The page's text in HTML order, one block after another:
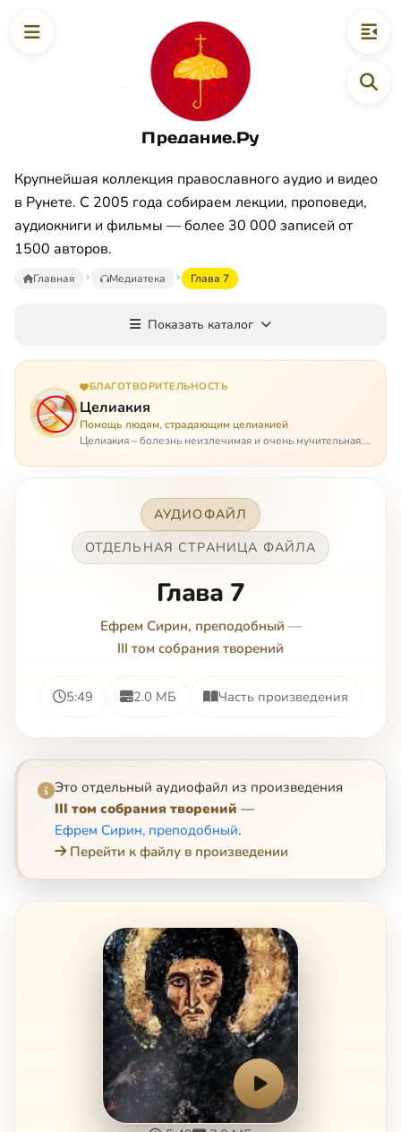
Предание.Ру
Крупнейшая коллекция православного аудио и видео
в Рунете. С 2005 года собираем лекции, проповеди,
аудиокниги и фильмы — более 30 000 записей от
1500 авторов.
Главная Медиатека Глава 7
Показать каталог
БЛАГОТВОРИТЕЛЬНОСТЬ
Целиакия
Помощь людям, страдающим целиакией
Целиакия – болезнь неизлечимая и очень мучительная.
целиакией страдает в одиночестве, не представляя
АУДИОФАЙЛ
ОТДЕЛЬНАЯ СТРАНИЦА ФАЙЛА
Глава 7
Ефрем Сирин, преподобный —
III том собрания творений
5:49 2.0 МБ Часть произведения
Это отдельный аудиофайл из произведения
III том собрания творений —
Ефрем Сирин, преподобный.
Перейти к файлу в произведении